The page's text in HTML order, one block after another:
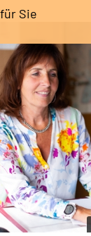
Sie